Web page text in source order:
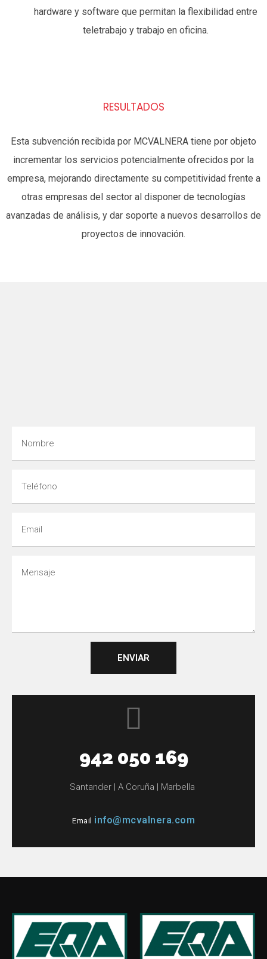
hardware y software que permitan la flexibilidad entre
teletrabajo y trabajo en oficina.
RESULTADOS
Esta subvención recibida por MCVALNERA tiene por objeto
incrementar los servicios potencialmente ofrecidos por la
empresa, mejorando directamente su competitividad frente a
otras empresas del sector al disponer de tecnologías
avanzadas de análisis, y dar soporte a nuevos desarrollos de
proyectos de innovación.
ENVIAR
942 050 169
Santander | A Coruña | Marbella
Email info@mcvalnera.com